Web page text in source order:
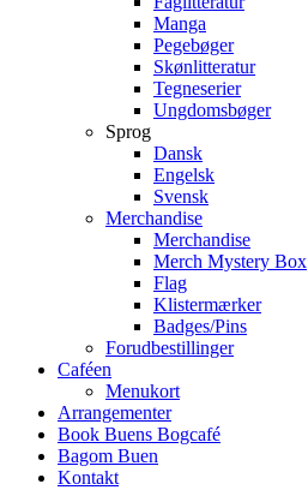
Manga
Pegebøger
Skønlitteratur
Tegneserier
Ungdomsbøger
Sprog
Dansk
Engelsk
Svensk
Merchandise
Merchandise
Merch Mystery Box
Flag
Klistermærker
Badges/Pins
Forudbestillinger
Caféen
Menukort
Arrangementer
Book Buens Bogcafé
Bagom Buen
Kontakt